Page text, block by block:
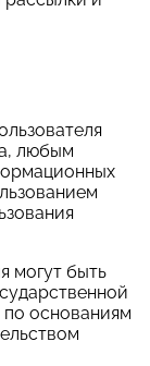
любым
могут быть
основаниям